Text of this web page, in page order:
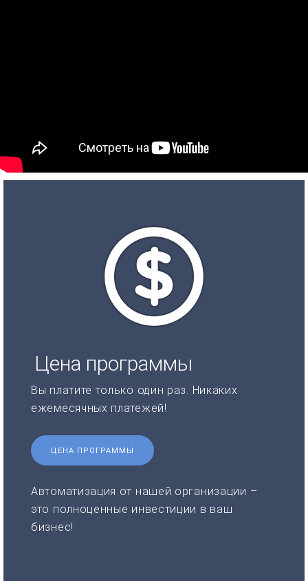
Цена программы
Вы платите только один раз. Никаких
ежемесячных платежей!
ЦЕНА ПРОГРАММЫ
Автоматизация от нашей организации –
это полноценные инвестиции в ваш
бизнес!